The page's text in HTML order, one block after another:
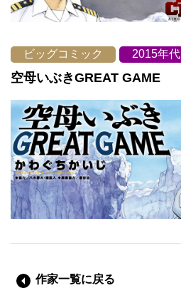
ビッグコミック 2015年代
空母いぶきGREAT GAME
作家一覧に戻る